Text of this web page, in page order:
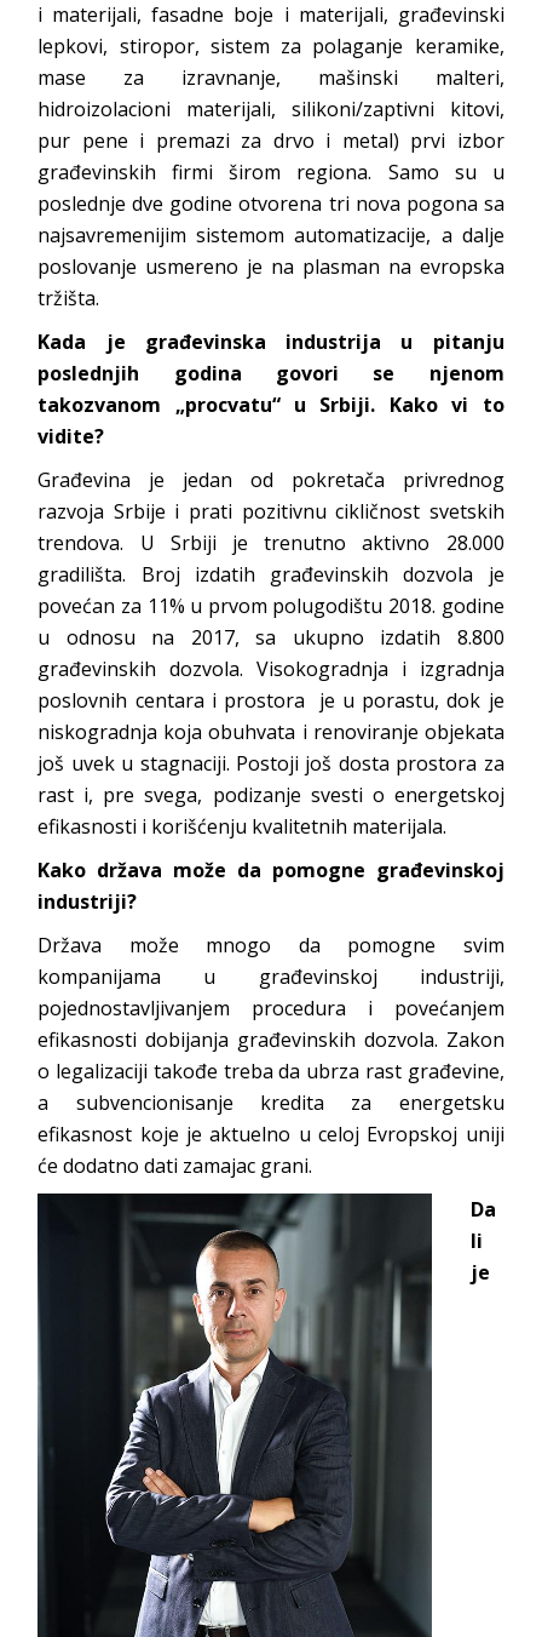
i materijali, fasadne boje i materijali, građevinski
lepkovi, stiropor, sistem za polaganje keramike,
mase za izravnanje, mašinski malteri,
hidroizolacioni materijali, silikoni/zaptivni kitovi,
pur pene i premazi za drvo i metal) prvi izbor
građevinskih firmi širom regiona. Samo su u
poslednje dve godine otvorena tri nova pogona sa
najsavremenijim sistemom automatizacije, a dalje
poslovanje usmereno je na plasman na evropska
tržišta.
Kada je građevinska industrija u pitanju
poslednjih godina govori se njenom
takozvanom „procvatu“ u Srbiji. Kako vi to
vidite?
Građevina je jedan od pokretača privrednog
razvoja Srbije i prati pozitivnu cikličnost svetskih
trendova. U Srbiji je trenutno aktivno 28.000
gradilišta. Broj izdatih građevinskih dozvola je
povećan za 11% u prvom polugodištu 2018. godine
u odnosu na 2017, sa ukupno izdatih 8.800
građevinskih dozvola. Visokogradnja i izgradnja
poslovnih centara i prostora je u porastu, dok je
niskogradnja koja obuhvata i renoviranje objekata
još uvek u stagnaciji. Postoji još dosta prostora za
rast i, pre svega, podizanje svesti o energetskoj
efikasnosti i korišćenju kvalitetnih materijala.
Kako država može da pomogne građevinskoj
industriji?
Država može mnogo da pomogne svim
kompanijama u građevinskoj industriji,
pojednostavljivanjem procedura i povećanjem
efikasnosti dobijanja građevinskih dozvola. Zakon
o legalizaciji takođe treba da ubrza rast građevine,
a subvencionisanje kredita za energetsku
efikasnost koje je aktuelno u celoj Evropskoj uniji
će dodatno dati zamajac grani.
Da
li
je